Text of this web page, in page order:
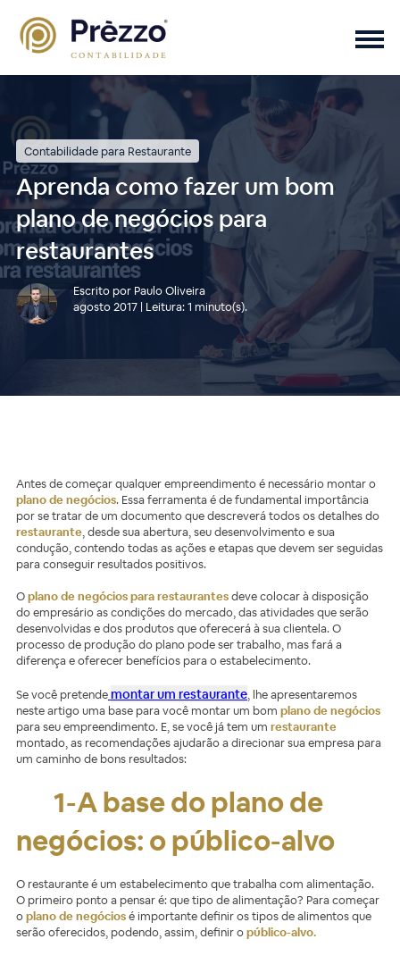
Contabilidade para Restaurante
Aprenda como fazer um bom
plano de negócios para
restaurantes
Escrito por Paulo Oliveira
agosto 2017 | Leitura: 1 minuto(s).
Antes de começar qualquer empreendimento é necessário montar o
plano de negócios. Essa ferramenta é de fundamental importância
por se tratar de um documento que descreverá todos os detalhes do
restaurante, desde sua abertura, seu desenvolvimento e sua
condução, contendo todas as ações e etapas que devem ser seguidas
para conseguir resultados positivos.
Oplano de negócios para restaurantesdeve colocar à disposição
do empresário as condições do mercado, das atividades que serão
desenvolvidas e dos produtos que oferecerá à sua clientela. O
processo de produção do plano pode ser trabalho, mas fará a
diferença e oferecer benefícios para o estabelecimento.
Se você pretendemontar um restaurante, lhe apresentaremos
neste artigo uma base para você montar um bom plano de negócios
para seu empreendimento. E, se você já tem um restaurante
montado, as recomendações ajudarão a direcionar sua empresa para
um caminho de bons resultados:
1-A base do plano de
negócios: o público-alvo
O restaurante é um estabelecimento que trabalha com alimentação.
O primeiro ponto a pensar é: que tipo de alimentação? Para começar
oplano de negóciosé importante definir os tipos de alimentos que
serão oferecidos, podendo, assim, definir opúblico-alvo.